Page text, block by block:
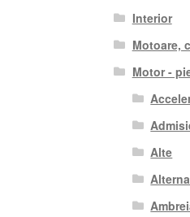
Interior
Motoare,
Motor -
Alte